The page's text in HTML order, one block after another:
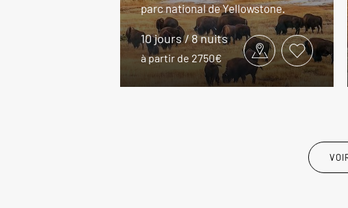
parc national de Yellowstone.
10 jours / 8 nuits
à partir de 2750€